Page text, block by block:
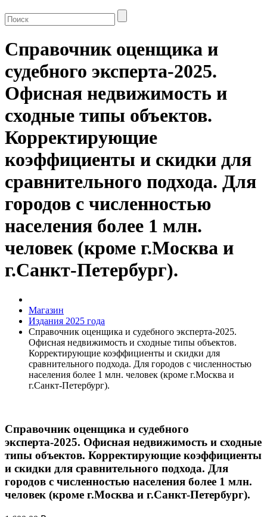
Справочник оценщика и
судебного эксперта-2025.
Офисная недвижимость и
сходные типы объектов.
Корректирующие
коэффициенты и скидки для
сравнительного подхода. Для
городов с численностью
населения более 1 млн.
человек (кроме г.Москва и
г.Санкт-Петербург).
Магазин
Издания 2025 года
Справочник оценщика и судебного эксперта-2025.
Офисная недвижимость и сходные типы объектов.
Корректирующие коэффициенты и скидки для
сравнительного подхода. Для городов с численностью
населения более 1 млн. человек (кроме г.Москва и
г.Санкт-Петербург).
Справочник оценщика и судебного
эксперта-2025. Офисная недвижимость и сходные
типы объектов. Корректирующие коэффициенты
и скидки для сравнительного подхода. Для
городов с численностью населения более 1 млн.
человек (кроме г.Москва и г.Санкт-Петербург).